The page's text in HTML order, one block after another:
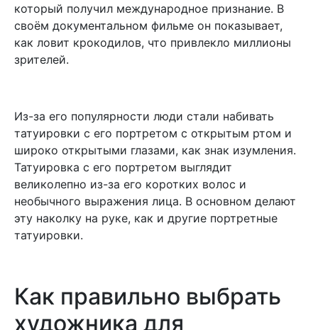
который получил международное признание. В
своём документальном фильме он показывает,
как ловит крокодилов, что привлекло миллионы
зрителей.
Из-за его популярности люди стали набивать
татуировки с его портретом с открытым ртом и
широко открытыми глазами, как знак изумления.
Татуировка с его портретом выглядит
великолепно из-за его коротких волос и
необычного выражения лица. В основном делают
эту наколку на руке, как и другие портретные
татуировки.
Как правильно выбрать
художника для